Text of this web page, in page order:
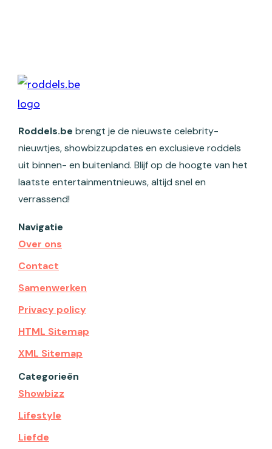
Roddels.be brengt je de nieuwste celebrity-
nieuwtjes, showbizzupdates en exclusieve roddels
uit binnen- en buitenland. Blijf op de hoogte van het
laatste entertainmentnieuws, altijd snel en
verrassend!
Navigatie
Over ons
Contact
Samenwerken
Privacy policy
HTML Sitemap
XML Sitemap
Categorieën
Showbizz
Lifestyle
Liefde